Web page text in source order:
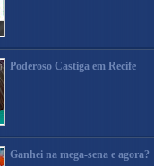
Poderoso Castiga em Recife
Ganhei na mega-sena e agora?